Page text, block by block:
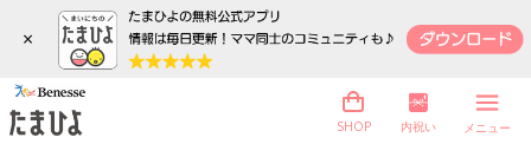
×
SHOP 内祝い メニュー